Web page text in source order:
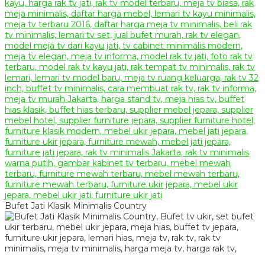
Bufet Jati Klasik Minimalis Country